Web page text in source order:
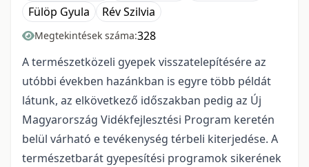
Fülöp Gyula
Rév Szilvia
Megtekintések száma:328
A természetközeli gyepek visszatelepítésére az
utóbbi években hazánkban is egyre több példát
látunk, az elkövetkező időszakban pedig az Új
Magyarország Vidékfejlesztési Program keretén
belül várható e tevékenység térbeli kiterjedése. A
természetbarát gyepesítési programok sikerének